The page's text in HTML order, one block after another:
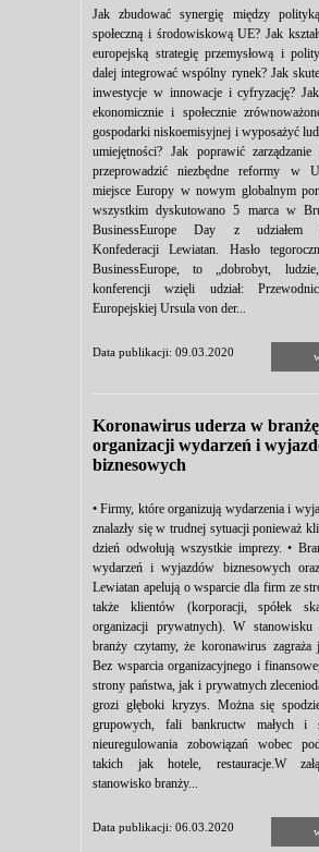
Jak zbudować synergię między
społeczną i środowiskową UE? Jak
europejską strategię przemysłową i
dalej integrować wspólny rynek? Jak
inwestycje w innowacje i cyfryzację?
ekonomicznie i społecznie
gospodarki niskoemisyjnej i wyposażyć
umiejętności? Jak poprawić
przeprowadzić niezbędne reformy w
miejsce Europy w nowym globalnym
wszystkim dyskutowano 5 marca w
BusinessEurope Day z udziałem
Konfederacji Lewiatan. Hasło
BusinessEurope, to „dobrobyt,
konferencji wzięli udział:
Europejskiej Ursula von der...
Data publikacji: 09.03.2020
Koronawirus uderza w branżę
organizacji wydarzeń i
biznesowych
• Firmy, które organizują wydarzenia i
znalazły się w trudnej sytuacji ponieważ
dzień odwołują wszystkie imprezy. •
wydarzeń i wyjazdów biznesowych
Lewiatan apelują o wsparcie dla firm ze
także klientów (korporacji, spółek
organizacji prywatnych). W stanowisku
branży czytamy, że koronawirus zagraża
Bez wsparcia organizacyjnego i
strony państwa, jak i prywatnych
grozi głęboki kryzys. Można się
grupowych, fali bankructw małych i
nieuregulowania zobowiązań wobec
takich jak hotele, restauracje.W
stanowisko branży...
Data publikacji: 06.03.2020